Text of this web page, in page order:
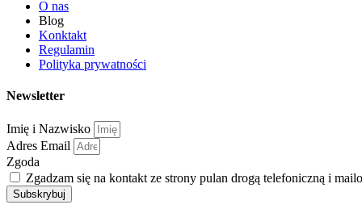
O nas
Blog
Konktakt
Regulamin
Polityka prywatności
Newsletter
Imię i Nazwisko
Adres Email
Zgoda
Zgadzam się na kontakt ze strony pulan drogą telefoniczną i
Subskrybuj